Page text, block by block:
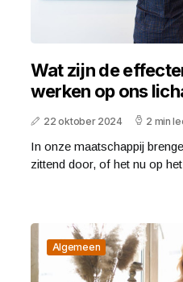
Wat zijn de
werken op ons
22 oktober 2024 2 min
In onze maatschappij
zittend door, of het nu op
Algemeen